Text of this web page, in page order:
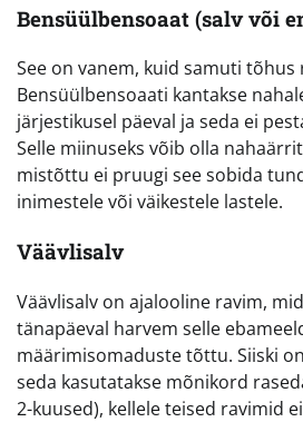
Bensüülbensoaat (salv või
See on vanem, kuid samuti tõhus
Bensüülbensoaati kantakse
järjestikusel päeval ja seda ei
Selle miinuseks võib olla
mistõttu ei pruugi see sobida
inimestele või väikestele lastele.
Väävlisalv
Väävlisalv on ajalooline ravim,
tänapäeval harvem selle
määrimisomaduste tõttu. Siiski
seda kasutatakse mõnikord
2-kuused), kellele teised ravimid